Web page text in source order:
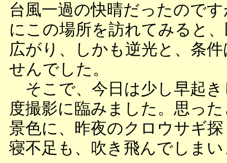
台風一過の快晴だったので
にこの場所を訪れてみると
広がり、しかも逆光と、条
せんでした。
そこで、今日は少し早起き
度撮影に臨みました。思っ
景色に、昨夜のクロウサギ
寝不足も、吹き飛んでしま